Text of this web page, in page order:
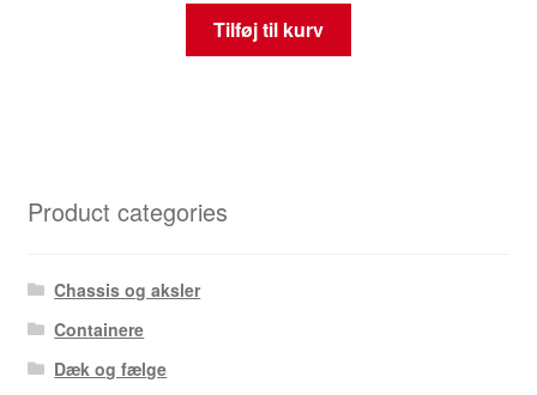
Tilføj til kurv
Product categories
Chassis og aksler
Containere
Dæk og fælge